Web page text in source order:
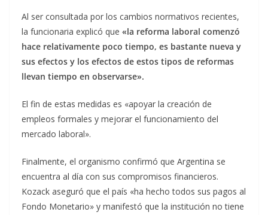
Al ser consultada por los cambios normativos recientes,
la funcionaria explicó que «la reforma laboral comenzó
hace relativamente poco tiempo, es bastante nueva y
sus efectos y los efectos de estos tipos de reformas
llevan tiempo en observarse».
El fin de estas medidas es «apoyar la creación de
empleos formales y mejorar el funcionamiento del
mercado laboral».
Finalmente, el organismo confirmó que Argentina se
encuentra al día con sus compromisos financieros.
Kozack aseguró que el país «ha hecho todos sus pagos al
Fondo Monetario» y manifestó que la institución no tiene